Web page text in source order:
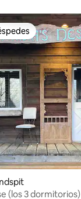
(los 3 dormitorios)